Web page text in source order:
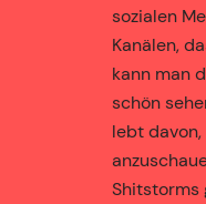
sozialen
Kanälen,
kann man
schön
lebt
Shitstorms